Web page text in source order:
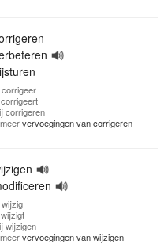
corrigeer
corrigeert
corrigeren
vervoegingen van corrigeren
wijzig
wijzigt
wijzigen
vervoegingen van wijzigen